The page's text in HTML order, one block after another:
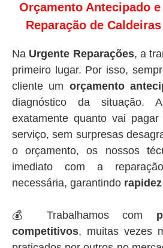
Orçamento Antecipado
Reparação de
Na Urgente Reparações, a
primeiro lugar. Por isso,
cliente um orçamento
diagnóstico da situação.
exatamente quanto vai
serviço, sem surpresas
o orçamento, os nossos
imediato com a
necessária, garantindo
💰 Trabalhamos com
competitivos, muitas vezes